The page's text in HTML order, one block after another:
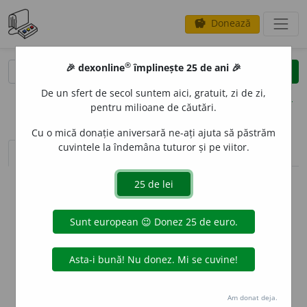
savings Donează
clear
opțiuni
sinteza definițiilor (1) definiții (10) declinări
info
Aceste definiții sunt compilate de
echipa dexonline. Definițiile
originale se află pe filadefiniții.
preferințe
🎉 dexonline® împlinește 25 de ani 🎉
De un sfert de secol suntem aici, gratuit, zi de zi,
pentru milioane de căutări.
Cu o mică donație aniversară ne-ați ajuta să păstrăm
cuvintele la îndemâna tuturor și pe viitor.
Am donat deja.